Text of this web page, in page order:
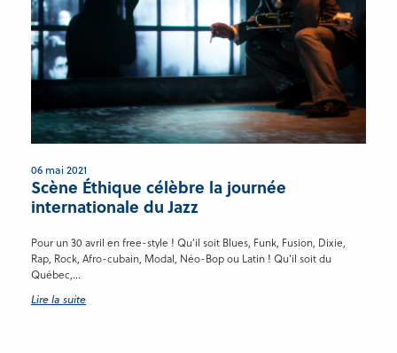
06 mai 2021
Scène Éthique célèbre la journée
internationale du Jazz
Pour un 30 avril en free-style ! Qu’il soit Blues, Funk, Fusion, Dixie,
Rap, Rock, Afro-cubain, Modal, Néo-Bop ou Latin ! Qu’il soit du
Québec,...
Lire la suite